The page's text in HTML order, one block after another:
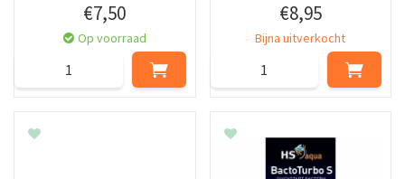
€7,50
Op voorraad
€8,95
Bijna uitverkocht